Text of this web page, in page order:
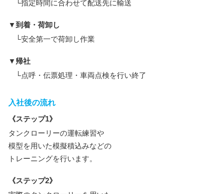
└指定時間に合わせて配送先に輸送
▼到着・荷卸し
└安全第一で荷卸し作業
▼帰社
└点呼・伝票処理・車両点検を行い終了
入社後の流れ
《ステップ1》
タンクローリーの運転練習や
模型を用いた模擬積込みなどの
トレーニングを行います。
《ステップ2》